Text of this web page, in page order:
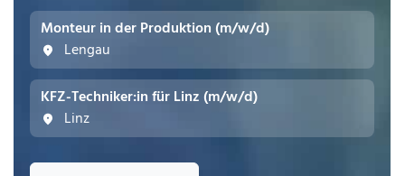
Monteur in der Produktion (m/w/d)
Lengau
KFZ-Techniker:in für Linz (m/w/d)
Linz